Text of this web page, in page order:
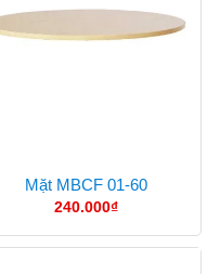
Mặt MBCF 01-60
240.000₫